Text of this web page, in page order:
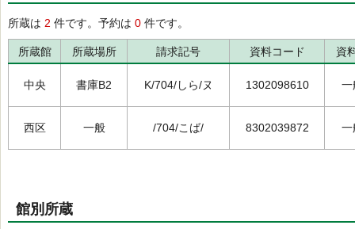
所蔵は 2 件です。予約は 0 件です。
所蔵館 所蔵場所 請求記号 資料コード 資
中央 書庫B2 K/704/しら/ヌ 1302098610 一
西区 一般 /704/こば/ 8302039872 一
館別所蔵